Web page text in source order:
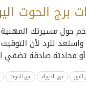
برج الحوت
حول مسيرتك
للرد لأن
محادثة صادقة تضفي
الثور برج الجوزاء برج الحوت